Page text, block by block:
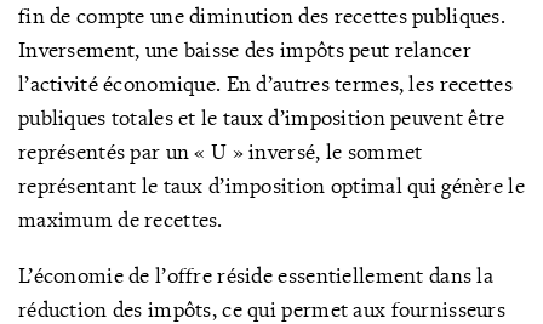
fin de compte une diminution des recettes publiques.
Inversement, une baisse des impôts peut relancer
l’activité économique. En d’autres termes, les recettes
publiques totales et le taux d’imposition peuvent être
représentés par un « U » inversé, le sommet
représentant le taux d’imposition optimal qui génère le
maximum de recettes.
L’économie de l’offre réside essentiellement dans la
réduction des impôts, ce qui permet aux fournisseurs